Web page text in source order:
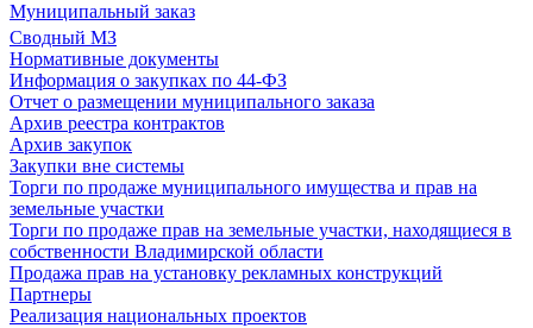
Муниципальный заказ
Сводный МЗ
Нормативные документы
Информация о закупках по 44-ФЗ
Отчет о размещении муниципального заказа
Архив реестра контрактов
Архив закупок
Закупки вне системы
Торги по продаже муниципального имущества и прав на
земельные участки
Торги по продаже прав на земельные участки, находящиеся в
собственности Владимирской области
Продажа прав на установку рекламных конструкций
Партнеры
Реализация национальных проектов